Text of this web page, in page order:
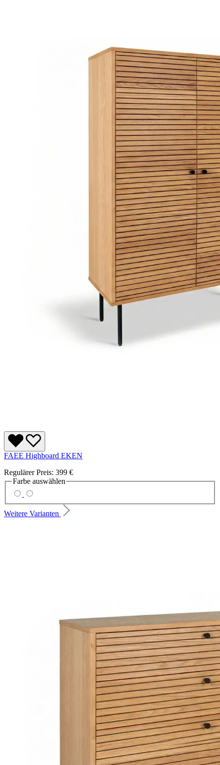
FAEE Highboard EKEN
Regulärer Preis: 399 €
Farbe auswählen
Weitere Varianten